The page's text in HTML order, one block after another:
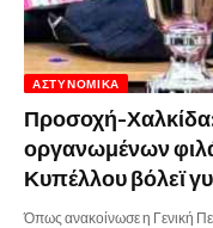
ΑΣΤΥΝΟΜΙΚΆ
Προσοχή-
οργανωμένων
Κυπέλλου βόλεϊ
Όπως ανακοίνωσε η Γενική